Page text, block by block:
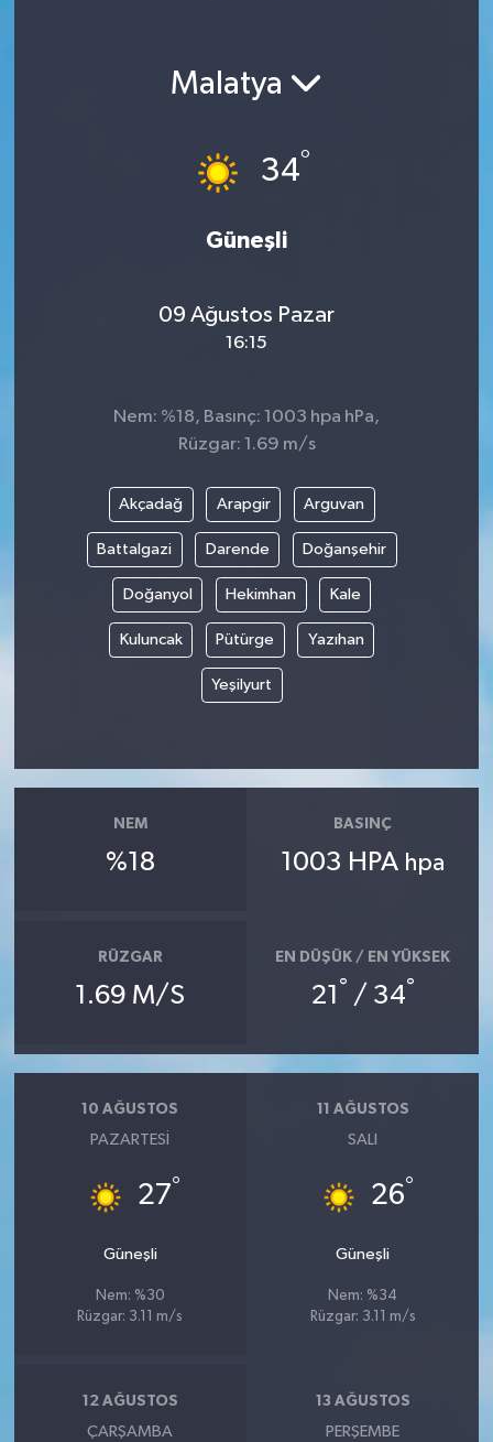
Malatya
34°
Güneşli
09 Ağustos Pazar
16:15
Nem: %18, Basınç: 1003 hpa hPa,
Rüzgar: 1.69 m/s
Akçadağ Arapgir Arguvan
Battalgazi Darende Doğanşehir
Doğanyol Hekimhan Kale
Kuluncak Pütürge Yazıhan
Yeşilyurt
NEM
%18
BASINÇ
1003 HPA hpa
RÜZGAR
1.69 M/S
EN DÜŞÜK / EN YÜKSEK
21 ° / 34°
10 AĞUSTOS
PAZARTESI
27°
Güneşli
Nem: %30
Rüzgar: 3.11 m/s
11 AĞUSTOS
SALI
26°
Güneşli
Nem: %34
Rüzgar: 3.11 m/s
12 AĞUSTOS
ÇARŞAMBA
13 AĞUSTOS
PERŞEMBE